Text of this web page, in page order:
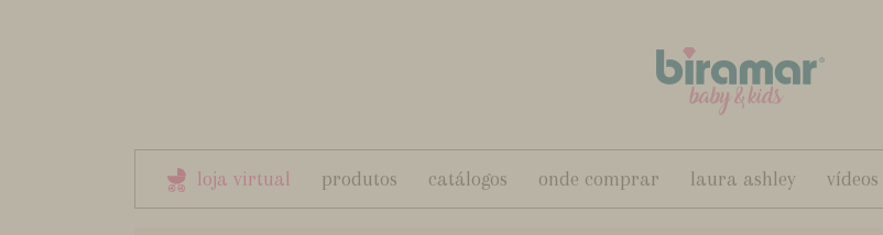
loja virtual produtos catálogos onde comprar laura ashley vídeos